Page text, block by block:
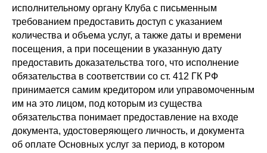
исполнительному органу Клуба с письменным
требованием предоставить доступ с указанием
количества и объема услуг, а также даты и времени
посещения, а при посещении в указанную дату
предоставить доказательства того, что исполнение
обязательства в соответствии со ст. 412 ГК РФ
принимается самим кредитором или управомоченным
им на это лицом, под которым из существа
обязательства понимает предоставление на входе
документа, удостоверяющего личность, и документа
об оплате Основных услуг за период, в котором